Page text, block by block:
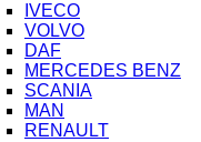
IVECO
VOLVO
DAF
MERCEDES BENZ
SCANIA
MAN
RENAULT